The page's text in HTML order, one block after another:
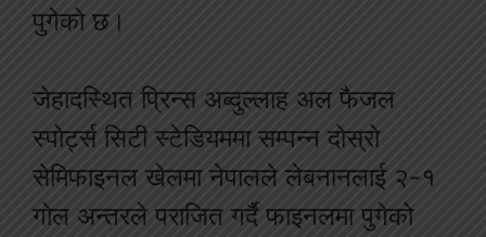
पुगेको छ।
जेहादस्थित प्रिन्स अब्दुल्लाह अल फैजल
स्पोर्ट्स सिटी स्टेडियममा सम्पन्न दोस्रो
सेमिफाइनल खेलमा नेपालले लेबनानलाई २-१
गोल अन्तरले पराजित गर्दै फाइनलमा पुगेको